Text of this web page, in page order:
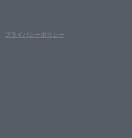
プライバシーポリシー